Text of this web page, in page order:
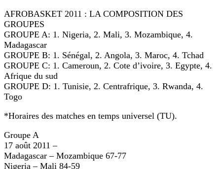
AFROBASKET 2011 : LA COMPOSITION DES
GROUPES
GROUPE A: 1. Nigeria, 2. Mali, 3. Mozambique, 4.
Madagascar
GROUPE B: 1. Sénégal, 2. Angola, 3. Maroc, 4. Tchad
GROUPE C: 1. Cameroun, 2. Cote d’ivoire, 3. Egypte, 4.
Afrique du sud
GROUPE D: 1. Tunisie, 2. Centrafrique, 3. Rwanda, 4.
Togo
*Horaires des matches en temps universel (TU).
Groupe A
17 août 2011 –
Madagascar – Mozambique 67-77
Nigeria – Mali 84-59